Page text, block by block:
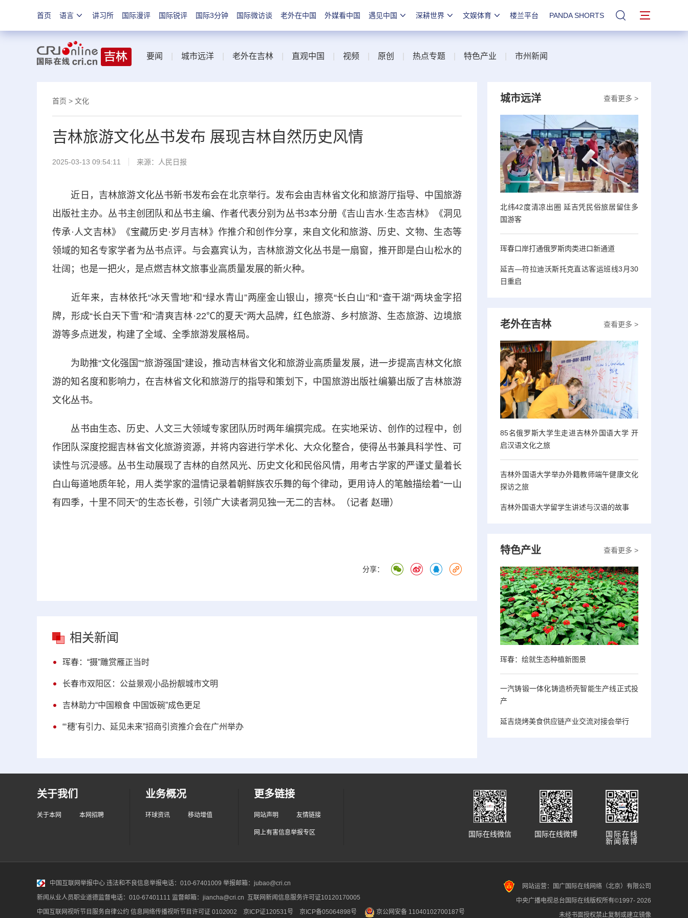
首页 语言 讲习所 国际漫评 国际锐评 国际3分钟 国际微访谈 老外在中国 外媒看中国 遇见中国 深耕世界 文娱体育 楼兰平台 PANDA SHORTS 站内搜索
要闻 城市远洋 老外在吉林 直观中国 视频 原创 热点专题 特色产业 市州新闻
首页 > 文化
吉林旅游文化丛书发布 展现吉林自然历史风情
2025-03-13 09:54:11 来源： 人民日报
近日，吉林旅游文化丛书新书发布会在北京举行。发布会由吉林省文化和旅游厅指导、中国旅游
出版社主办。丛书主创团队和丛书主编、作者代表分别为丛书3本分册《吉山吉水·生态吉林》《洞见
传承·人文吉林》《宝藏历史·岁月吉林》作推介和创作分享，来自文化和旅游、历史、文物、生态等
领域的知名专家学者为丛书点评。与会嘉宾认为，吉林旅游文化丛书是一扇窗，推开即是白山松水的
壮阔；也是一把火，是点燃吉林文旅事业高质量发展的新火种。
近年来，吉林依托“冰天雪地”和“绿水青山”两座金山银山，擦亮“长白山”和“查干湖”两块金字招
牌，形成“长白天下雪”和“清爽吉林·22℃的夏天”两大品牌，红色旅游、乡村旅游、生态旅游、边境旅
游等多点迸发，构建了全域、全季旅游发展格局。
为助推“文化强国”“旅游强国”建设，推动吉林省文化和旅游业高质量发展，进一步提高吉林文化旅
游的知名度和影响力，在吉林省文化和旅游厅的指导和策划下，中国旅游出版社编纂出版了吉林旅游
文化丛书。
丛书由生态、历史、人文三大领域专家团队历时两年编撰完成。在实地采访、创作的过程中，创
作团队深度挖掘吉林省文化旅游资源，并将内容进行学术化、大众化整合，使得丛书兼具科学性、可
读性与沉浸感。丛书生动展现了吉林的自然风光、历史文化和民俗风情，用考古学家的严谨丈量着长
白山每道地质年轮，用人类学家的温情记录着朝鲜族农乐舞的每个律动，更用诗人的笔触描绘着“一山
有四季，十里不同天”的生态长卷，引领广大读者洞见独一无二的吉林。（记者 赵珊）
分享：
相关新闻
珲春：“摄”雕赏雁正当时
长春市双阳区：公益景观小品扮靓城市文明
吉林助力“中国粮食 中国饭碗”成色更足
“‘穗’有引力、延见未来”招商引资推介会在广州举办
查看更多 >
城市远洋
北纬42度清凉出圈 延吉凭民俗旅居留住多
国游客
珲春口岸打通俄罗斯肉类进口新通道
延吉—符拉迪沃斯托克直达客运班线3月30
日重启
查看更多 >
老外在吉林
85名俄罗斯大学生走进吉林外国语大学 开
启汉语文化之旅
吉林外国语大学举办外籍教师端午健康文化
探访之旅
吉林外国语大学留学生讲述与汉语的故事
查看更多 >
特色产业
珲春：绘就生态种植新图景
一汽铸锻一体化铸造桥壳智能生产线正式投
产
延吉烧烤美食供应链产业交流对接会举行
关于我们
关于本网 本网招聘
业务概况
环球资讯 移动增值
更多链接
网站声明 友情链接
网上有害信息举报专区
国际在线
新闻微博
国际在线微博
国际在线微信
中国互联网举报中心 违法和不良信息举报电话：010-67401009 举报邮箱：jubao@cri.cn
新闻从业人员职业道德监督电话：010-67401111 监督邮箱：jiancha@cri.cn 互联网新闻信息服务许可证10120170005
中国互联网视听节目服务自律公约 信息网络传播视听节目许可证 0102002 京ICP证120531号 京ICP备05064898号 京公网安备 11040102700187号
网站运营：国广国际在线网络（北京）有限公司
中央广播电视总台国际在线版权所有©1997- 2026
未经书面授权禁止复制或建立镜像